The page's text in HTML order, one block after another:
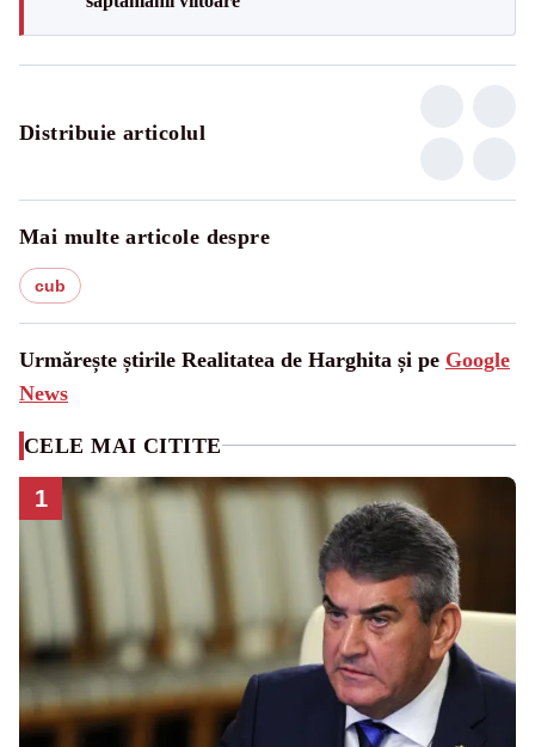
Distribuie articolul
Mai multe articole despre
cub
Urmărește știrile Realitatea de Harghita și pe Google
News
CELE MAI CITITE
1